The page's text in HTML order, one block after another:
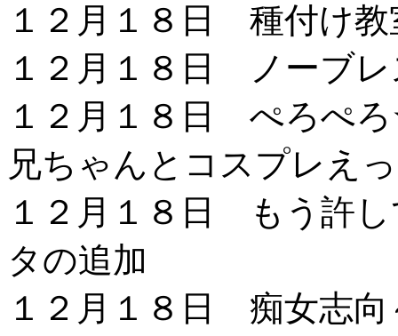
１２月１８日 種付け教
１２月１８日 ノーブ
１２月１８日 ぺろぺ
兄ちゃんとコスプレえ
１２月１８日 もう許
タの追加
１２月１８日 痴女志